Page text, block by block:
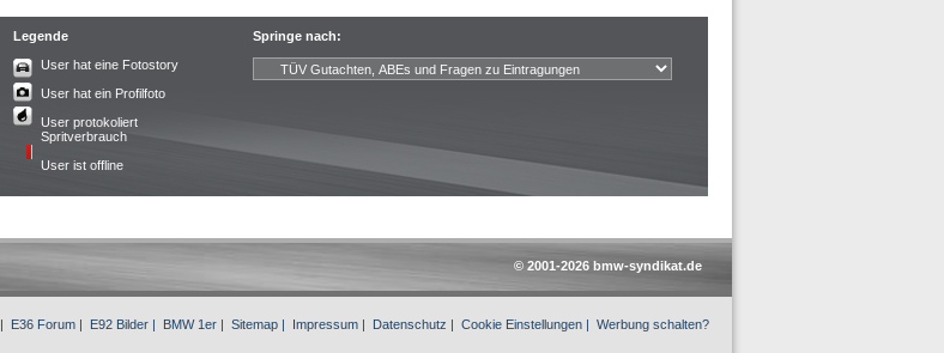
Legende
User hat eine Fotostory
User hat ein Profilfoto
User protokoliert
Spritverbrauch
User ist offline
Springe nach:
© 2001-2026 bmw-syndikat.de
| E36 Forum | E92 Bilder | BMW 1er | Sitemap | Impressum | Datenschutz | Cookie Einstellungen | Werbung schalten?